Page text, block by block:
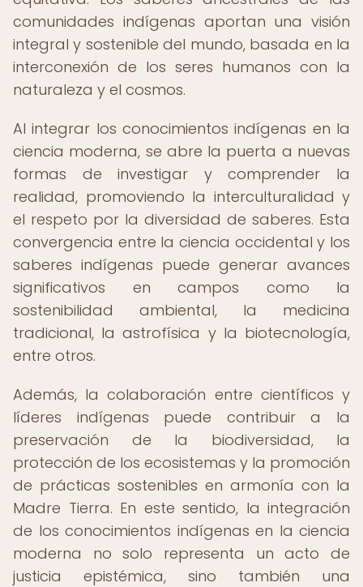
comunidades indígenas aportan una visión
integral y sostenible del mundo, basada en la
interconexión de los seres humanos con la
naturaleza y el cosmos.
Al integrar los conocimientos indígenas en la
ciencia moderna, se abre la puerta a nuevas
formas de investigar y comprender la
realidad, promoviendo la interculturalidad y
el respeto por la diversidad de saberes. Esta
convergencia entre la ciencia occidental y los
saberes indígenas puede generar avances
significativos en campos como la
sostenibilidad ambiental, la medicina
tradicional, la astrofísica y la biotecnología,
entre otros.
Además, la colaboración entre científicos y
líderes indígenas puede contribuir a la
preservación de la biodiversidad, la
protección de los ecosistemas y la promoción
de prácticas sostenibles en armonía con la
Madre Tierra. En este sentido, la integración
de los conocimientos indígenas en la ciencia
moderna no solo representa un acto de
justicia epistémica, sino también una